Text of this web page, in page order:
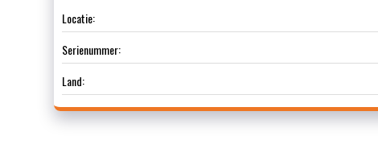
Locatie:
Serienummer:
Land: